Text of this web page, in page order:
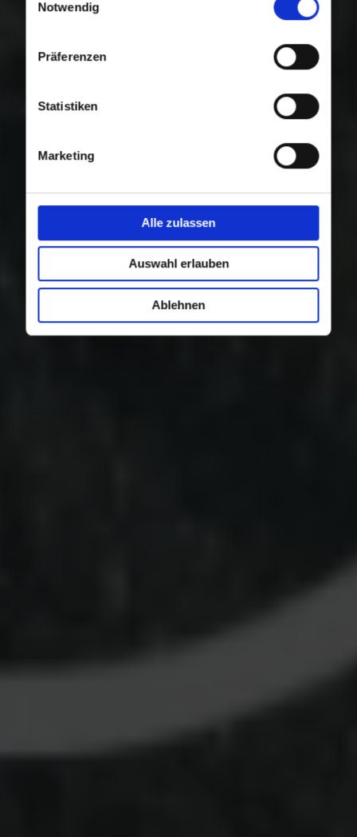
Nutzung der Dienste gesammelt haben.
Notwendig
Präferenzen
Statistiken
Marketing
Alle zulassen
Auswahl erlauben
Ablehnen